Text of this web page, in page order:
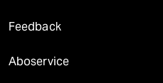
Feedback
Aboservice